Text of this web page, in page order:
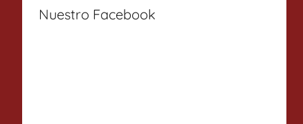
Nuestro Facebook